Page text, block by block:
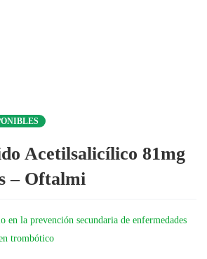
Acetilsalicílico 81mg
– Oftalmi
en la prevención secundaria de enfermedades
trombótico